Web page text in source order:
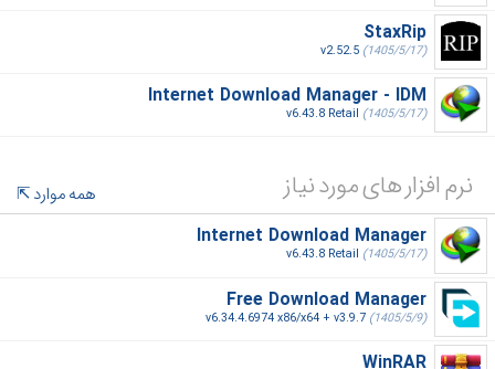
StaxRip
v2.52.5 (1405/5/17)
Internet Download Manager - IDM
v6.43.8 Retail (1405/5/17)
نرم افزار های مورد نیاز
همه موارد
Internet Download Manager
v6.43.8 Retail (1405/5/17)
Free Download Manager
v6.34.4.6974 x86/x64 + v3.9.7 (1405/5/9)